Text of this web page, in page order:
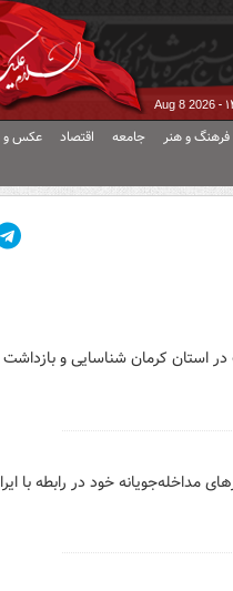
Aug 8 2026
فرهنگ و هنر جامعه اقتصاد عکس و
مداخله‌جویانه خود در رابطه با